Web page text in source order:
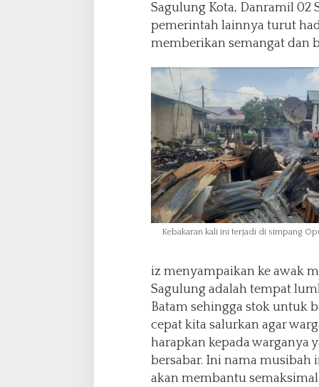
Sagulung Kota, Danramil 02
pemerintah lainnya turut
memberikan semangat dan
Kebakaran kali ini terjadi di simpang
iz menyampaikan ke awak
Sagulung adalah tempat
Batam sehingga stok untuk
cepat kita salurkan agar
harapkan kepada warganya
bersabar. Ini nama
akan membantu